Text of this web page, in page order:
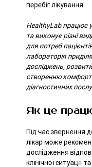
перебіг лікування.
HealthyLab працює
та виконує різні
для потреб
лабораторія
досліджень,
створенню
діагностичних
Як це
Під час звернення
лікар може
дослідження
клінічної ситуації